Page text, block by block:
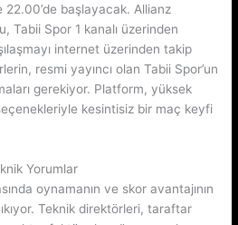
başlayacak. Allianz
Tabii Spor 1 kanalı üzerinden
internet üzerinden takip
resmi yayıncı olan Tabii Spor’un
gerekiyor. Platform, yüksek
kesintisiz bir maç keyfi
Yorumlar
oynamanın ve skor avantajının
Teknik direktörleri, taraftar